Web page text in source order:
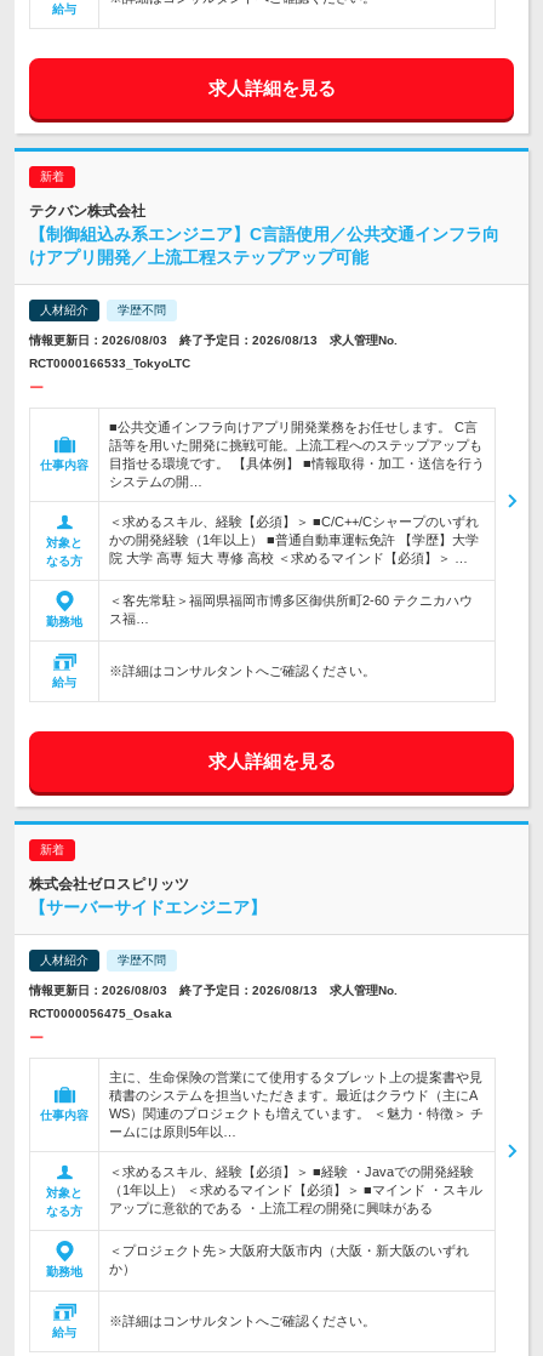
給与
求人詳細を見る
テクバン株式会社
【制御組込み系エンジニア】C言語使用／公共交通インフラ向
けアプリ開発／上流工程ステップアップ可能
人材紹介 学歴不問
情報更新日：2026/08/03 終了予定日：2026/08/13 求人管理No.
RCT0000166533_TokyoLTC
ー
仕事内容
■公共交通インフラ向けアプリ開発業務をお任せします。 C言
語等を用いた開発に挑戦可能。上流工程へのステップアップも
目指せる環境です。 【具体例】 ■情報取得・加工・送信を行う
システムの開…
対象と
なる方
＜求めるスキル、経験【必須】＞ ■C/C++/Cシャープのいずれ
かの開発経験（1年以上） ■普通自動車運転免許 【学歴】大学
院 大学 高専 短大 専修 高校 ＜求めるマインド【必須】＞ …
勤務地
＜客先常駐＞福岡県福岡市博多区御供所町2-60 テクニカハウ
ス福…
給与
※詳細はコンサルタントへご確認ください。
求人詳細を見る
株式会社ゼロスピリッツ
【サーバーサイドエンジニア】
人材紹介 学歴不問
情報更新日：2026/08/03 終了予定日：2026/08/13 求人管理No.
RCT0000056475_Osaka
ー
仕事内容
主に、生命保険の営業にて使用するタブレット上の提案書や見
積書のシステムを担当いただきます。最近はクラウド（主にA
WS）関連のプロジェクトも増えています。 ＜魅力・特徴＞ チ
ームには原則5年以…
対象と
なる方
＜求めるスキル、経験【必須】＞ ■経験 ・Javaでの開発経験
（1年以上） ＜求めるマインド【必須】＞ ■マインド ・スキル
アップに意欲的である ・上流工程の開発に興味がある
勤務地
＜プロジェクト先＞大阪府大阪市内（大阪・新大阪のいずれ
か）
給与
※詳細はコンサルタントへご確認ください。